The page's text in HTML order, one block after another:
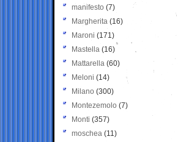
manifesto (7)
Margherita (16)
Maroni (171)
Mastella (16)
Mattarella (60)
Meloni (14)
Milano (300)
Montezemolo (7)
Monti (357)
moschea (11)